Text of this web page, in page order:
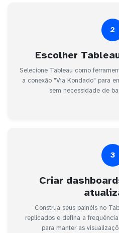
2
Escolher
Selecione Tableau como
a conexão "Via Kondado" para
sem necessidade de
3
Criar
Construa seus painéis no
replicados e defina a
para manter as